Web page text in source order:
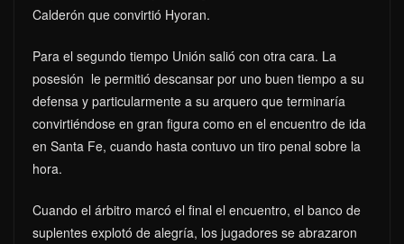
Calderón que convirtió Hyoran.
Para el segundo tiempo Unión salió con otra cara. La
posesión le permitió descansar por uno buen tiempo a su
defensa y particularmente a su arquero que terminaría
convirtiéndose en gran figura como en el encuentro de ida
en Santa Fe, cuando hasta contuvo un tiro penal sobre la
hora.
Cuando el árbitro marcó el final el encuentro, el banco de
suplentes explotó de alegría, los jugadores se abrazaron